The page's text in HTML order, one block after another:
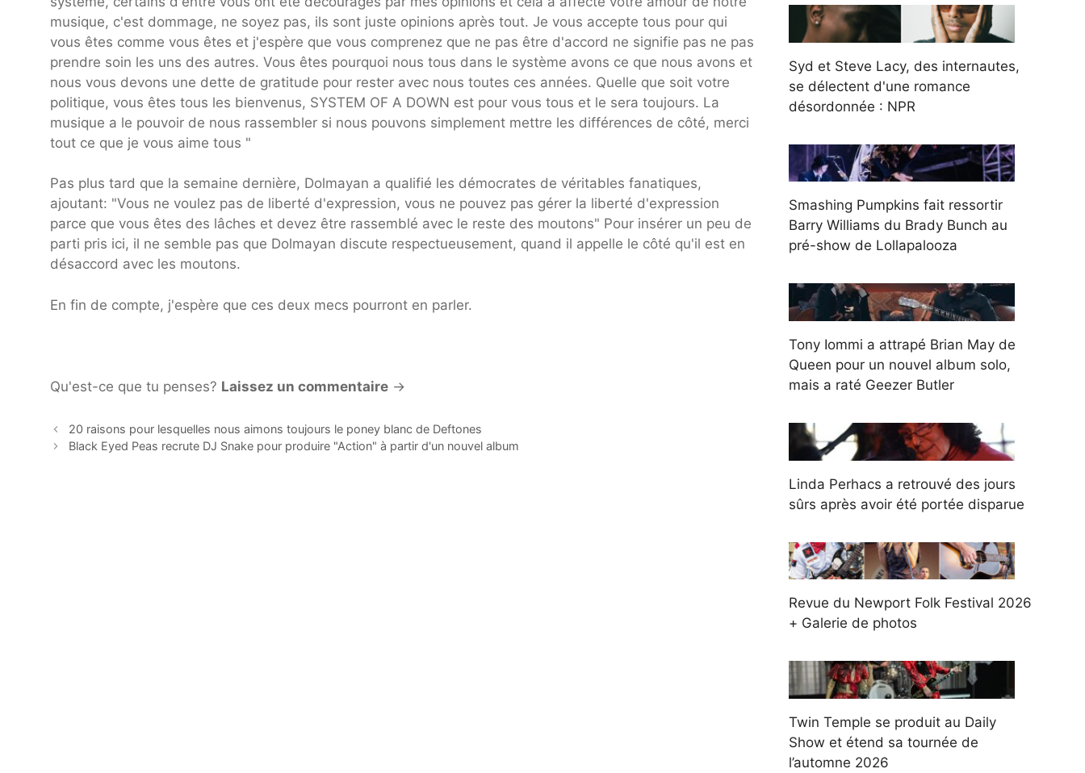
musique, c'est dommage, ne soyez pas, ils sont juste opinions après tout. Je vous accepte tous pour qui
vous êtes comme vous êtes et j'espère que vous comprenez que ne pas être d'accord ne signifie pas ne pas
prendre soin les uns des autres. Vous êtes pourquoi nous tous dans le système avons ce que nous avons et
nous vous devons une dette de gratitude pour rester avec nous toutes ces années. Quelle que soit votre
politique, vous êtes tous les bienvenus, SYSTEM OF A DOWN est pour vous tous et le sera toujours. La
musique a le pouvoir de nous rassembler si nous pouvons simplement mettre les différences de côté, merci
tout ce que je vous aime tous "
Pas plus tard que la semaine dernière, Dolmayan a qualifié les démocrates de véritables fanatiques,
ajoutant: "Vous ne voulez pas de liberté d'expression, vous ne pouvez pas gérer la liberté d'expression
parce que vous êtes des lâches et devez être rassemblé avec le reste des moutons" Pour insérer un peu de
parti pris ici, il ne semble pas que Dolmayan discute respectueusement, quand il appelle le côté qu'il est en
désaccord avec les moutons.
En fin de compte, j'espère que ces deux mecs pourront en parler.
Qu'est-ce que tu penses? Laissez un commentaire →
20 raisons pour lesquelles nous aimons toujours le poney blanc de Deftones
Black Eyed Peas recrute DJ Snake pour produire "Action" à partir d'un nouvel album
Syd et Steve Lacy, des internautes,
se délectent d'une romance
désordonnée : NPR
Smashing Pumpkins fait ressortir
Barry Williams du Brady Bunch au
pré-show de Lollapalooza
Tony Iommi a attrapé Brian May de
Queen pour un nouvel album solo,
mais a raté Geezer Butler
Linda Perhacs a retrouvé des jours
sûrs après avoir été portée disparue
Revue du Newport Folk Festival 2026
+ Galerie de photos
Twin Temple se produit au Daily
Show et étend sa tournée de
l’automne 2026